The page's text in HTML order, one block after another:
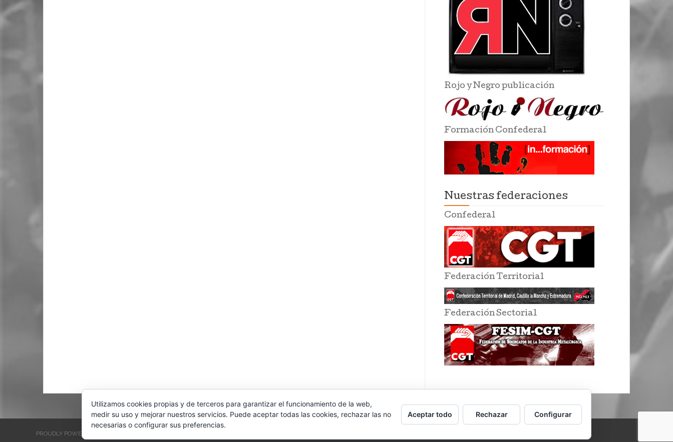
Rojo y Negro publicación
Formación Confederal
Nuestras federaciones
Confederal
Federación Territorial
Federación Sectorial
PROUDLY POWERED BY WORDPRESS
Utilizamos cookies propias y de terceros para garantizar el funcionamiento de la web,
medir su uso y mejorar nuestros servicios. Puede aceptar todas las cookies, rechazar las no
necesarias o configurar sus preferencias.
Aceptar todo Rechazar Configurar